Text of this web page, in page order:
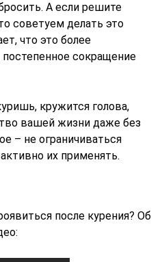
А если решите
советуем делать это
что это более
сокращение
кружится голова,
вашей жизни даже без
– не ограничиваться
их применять.
после курения? Об